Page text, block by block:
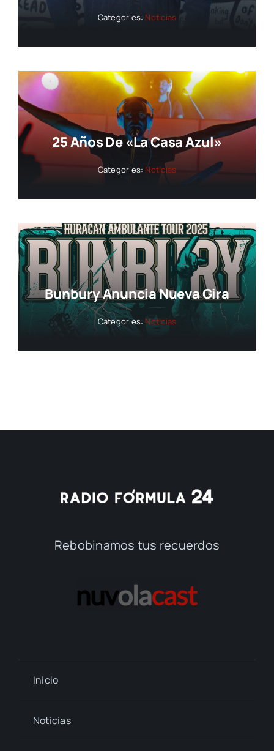
Categories: Noticias
25 Años De «La Casa Azul»
Categories: Noticias
Bunbury Anuncia Nueva Gira
Categories: Noticias
Rebobinamos tus recuerdos
Inicio
Noticias